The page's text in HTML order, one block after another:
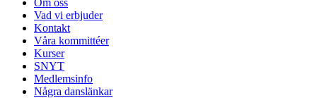
Vad vi erbjuder
Kontakt
Våra kommittéer
Kurser
SNYT
Medlemsinfo
Några danslänkar